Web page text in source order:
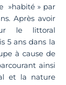
»habité » par
Après avoir
le littoral
5 ans dans la
à cause de
ainsi
et la nature